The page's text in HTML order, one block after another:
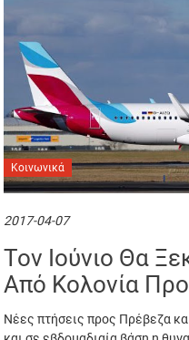
Κοινωνικά
2017-04-07
Τον Ιούνιο Θα
Από Κολονία
Νέες πτήσεις προς Πρέβεζα